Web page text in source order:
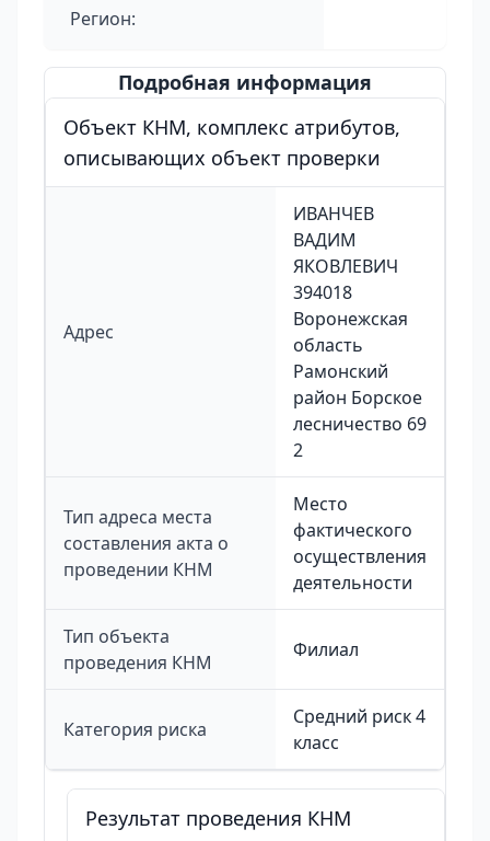
Регион:
Подробная информация
Объект КНМ, комплекс атрибутов,
описывающих объект проверки
Адрес
ИВАНЧЕВ
ВАДИМ
ЯКОВЛЕВИЧ
394018
Воронежская
область
Рамонский
район Борское
лесничество 69
2
Тип адреса места
составления акта о
проведении КНМ
Место
фактического
осуществления
деятельности
Тип объекта
проведения КНМ
Филиал
Категория риска
Средний риск 4
класс
Результат проведения КНМ